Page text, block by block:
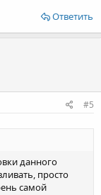
Ответить
#5
данного
просто
самой